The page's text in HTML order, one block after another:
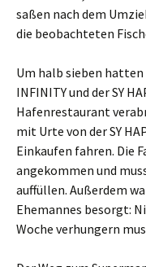
saßen nach dem
die beobachteten
Um halb sieben hatten
INFINITY und der SY
Hafenrestaurant
mit Urte von der SY
Einkaufen fahren. Die
angekommen und
auffüllen. Außerdem
Ehemannes besorgt:
Woche verhungern